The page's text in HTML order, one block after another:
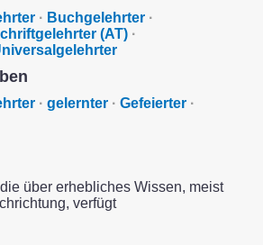
· Buchgelehrter ·
(AT) ·
· gelernter · Gefeierter ·
über erhebliches Wissen, meist
verfügt